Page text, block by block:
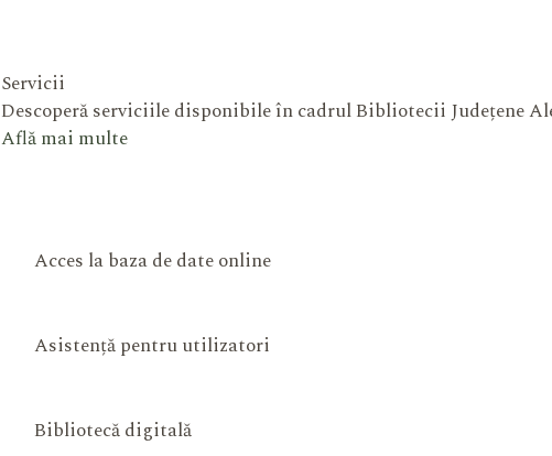
Servicii
Descoperă serviciile disponibile în cadrul Bibliotecii Județene
Află mai multe
Acces la baza de date online
Asistență pentru utilizatori
Bibliotecă digitală